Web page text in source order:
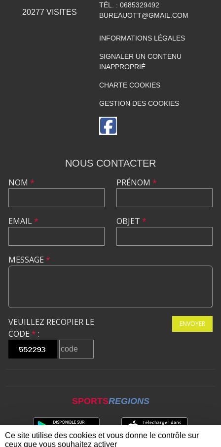
20277 VISITES
TÉL. : 0685329492
BUREAUOTT@GMAIL.COM
INFORMATIONS LÉGALES
SIGNALER UN CONTENU
INAPPROPRIÉ
CHARTE COOKIES
GESTION DES COOKIES
NOUS CONTACTER
NOM *
EMAIL*
PRÉNOM *
OBJET *
MESSAGE *
VEUILLEZ RECOPIER LE
CODE * :
ENVOYER
SPORTSREGIONS
Ce site utilise des cookies et vous donne le contrôle sur
ceux que vous souhaitez activer